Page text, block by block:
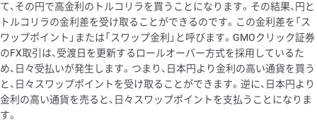
て、その円で高金利のトルコリラを買うことになります。その結果、円と
トルコリラの金利差を受け取ることができるのです。この金利差を「ス
ワップポイント」または「スワップ金利」と呼びます。GMOクリック証券
のFX取引は、受渡日を更新するロールオーバー方式を採用しているた
め、日々受払いが発生します。つまり、日本円より金利の高い通貨を買う
と、日々スワップポイントを受け取ることができます。逆に、日本円より
金利の高い通貨を売ると、日々スワップポイントを支払うことになりま
す。